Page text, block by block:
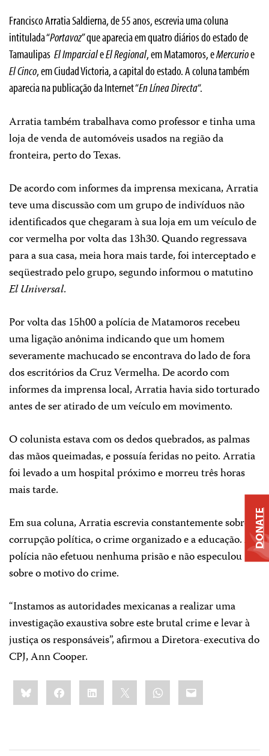
Francisco Arratia Saldierna, de 55 anos, escrevia uma coluna
intitulada “Portavoz” que aparecia em quatro diários do estado de
Tamaulipas ­ El ImparcialeEl Regional, em Matamoros, eMercurioe
El Cinco, em Ciudad Victoria, a capital do estado. A coluna também
aparecia na publicação da Internet “En Línea Directa“.
Arratia também trabalhava como professor e tinha uma
loja de venda de automóveis usados na região da
fronteira, perto do Texas.
De acordo com informes da imprensa mexicana, Arratia
teve uma discussão com um grupo de indivíduos não
identificados que chegaram à sua loja em um veículo de
cor vermelha por volta das 13h30. Quando regressava
para a sua casa, meia hora mais tarde, foi interceptado e
seqüestrado pelo grupo, segundo informou o matutino
El Universal.
Por volta das 15h00 a polícia de Matamoros recebeu
uma ligação anônima indicando que um homem
severamente machucado se encontrava do lado de fora
dos escritórios da Cruz Vermelha. De acordo com
informes da imprensa local, Arratia havia sido torturado
antes de ser atirado de um veículo em movimento.
O colunista estava com os dedos quebrados, as palmas
das mãos queimadas, e possuía feridas no peito. Arratia
foi levado a um hospital próximo e morreu três horas
mais tarde.
Em sua coluna, Arratia escrevia constantemente sobre a
corrupção política, o crime organizado e a educação. A
polícia não efetuou nenhuma prisão e não especulou
sobre o motivo do crime.
“Instamos as autoridades mexicanas a realizar uma
investigação exaustiva sobre este brutal crime e levar à
justiça os responsáveis”, afirmou a Diretora-executiva do
CPJ, Ann Cooper.
Share
this:BlueskyFacebookLinkedIn WhatsApp
Email
DONATE